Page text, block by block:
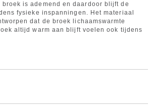
broek is ademend en daardoor blijft de
fysieke inspanningen. Het materiaal
dat de broek lichaamswarmte
altijd warm aan blijft voelen ook tijdens